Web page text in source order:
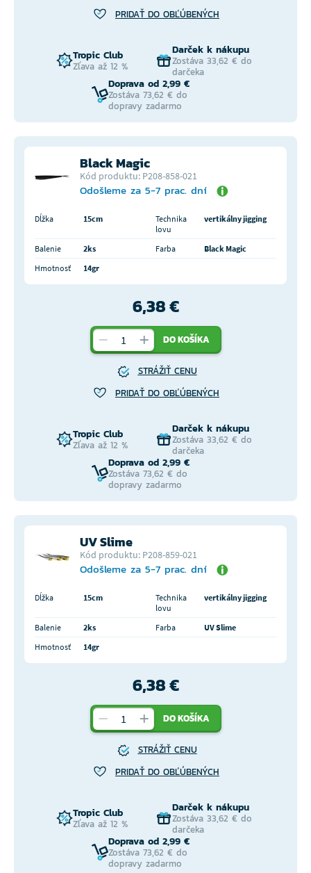
PRIDAŤ DO OBĽÚBENÝCH
Tropic Club
Zľava až 12 %
Darček k nákupu
Zostáva 33,62 € do
darčeka
Doprava od 2,99 €
Zostáva 73,62 € do
dopravy zadarmo
Black Magic
Kód produktu: P208-858-021
Odošleme za 5-7 prac. dní
Dĺžka 15cm
Technika
lovu
vertikálny jigging
Balenie 2ks Farba
Black Magic
Hmotnosť
14gr
6,38 €
DO KOŠÍKA
STRÁŽIŤ CENU
PRIDAŤ DO OBĽÚBENÝCH
Tropic Club
Zľava až 12 %
Darček k nákupu
Zostáva 33,62 € do
darčeka
Doprava od 2,99 €
Zostáva 73,62 € do
dopravy zadarmo
UV Slime
Kód produktu: P208-859-021
Odošleme za 5-7 prac. dní
Dĺžka 15cm
Technika
lovu
vertikálny jigging
Balenie 2ks Farba
UV Slime
Hmotnosť
14gr
6,38 €
DO KOŠÍKA
STRÁŽIŤ CENU
PRIDAŤ DO OBĽÚBENÝCH
Tropic Club
Zľava až 12 %
Darček k nákupu
Zostáva 33,62 € do
darčeka
Doprava od 2,99 €
Zostáva 73,62 € do
dopravy zadarmo